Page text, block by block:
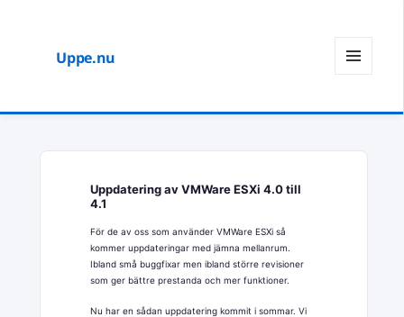
Uppe.nu
WIDGETS
Uppdatering av VMWare ESXi 4.0 till
4.1
För de av oss som använder VMWare ESXi så
kommer uppdateringar med jämna mellanrum.
Ibland små buggfixar men ibland större revisioner
som ger bättre prestanda och mer funktioner.
Nu har en sådan uppdatering kommit i sommar. Vi